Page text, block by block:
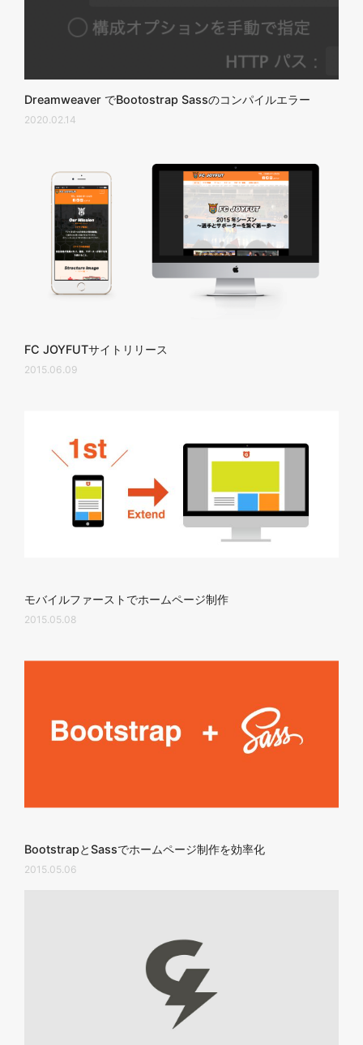
Dreamweaver でBootostrap Sassのコンパイルエラー
2020.02.14
FC JOYFUTサイトリリース
2015.06.09
モバイルファーストでホームページ制作
2015.05.08
BootstrapとSassでホームページ制作を効率化
2015.05.06